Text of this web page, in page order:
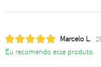
Marcelo L.
Eu recomendo esse produto.